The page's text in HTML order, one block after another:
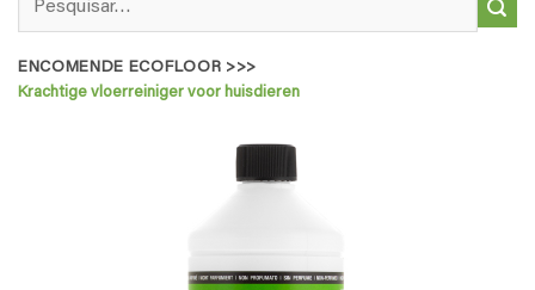
por:
ENCOMENDE ECOFLOOR >>>
Krachtige vloerreiniger voor huisdieren